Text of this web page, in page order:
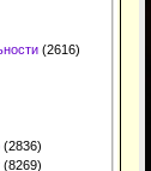
(2616)
(2836)
(8269)